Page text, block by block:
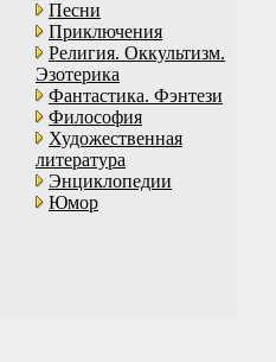
Песни
Приключения
Религия. Оккультизм.
Эзотерика
Фантастика. Фэнтези
Философия
Художественная
литература
Энциклопедии
Юмор